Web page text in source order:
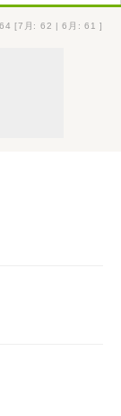
[7月: 62 | 6月: 61 ]